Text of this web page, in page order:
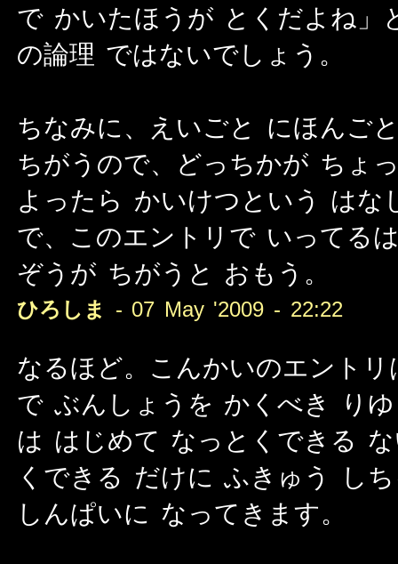
で かいたほうが とくだよね」
の論理 ではないでしょう。
ちなみに、えいごと にほんご
ちがうので、どっちかが ちょ
よったら かいけつという はな
で、このエントリで いってる
ぞうが ちがうと おもう。
ひろしま - 07 May '2009 - 22:22
なるほど。こんかいのエント
で ぶんしょうを かくべき り
は はじめて なっとくできる
くできる だけに ふきゅう し
しんぱいに なってきます。